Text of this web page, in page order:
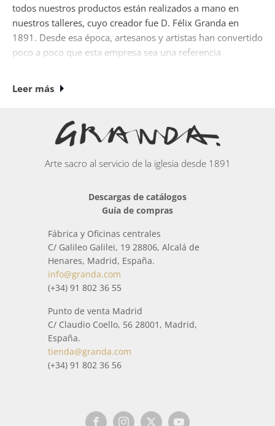
todos nuestros productos están realizados a mano en
nuestros talleres, cuyo creador fue D. Félix Granda en
1891. Desde esa época, artesanos y artistas han convertido
poco a poco que esta empresa sea una referencia
Actualmente si desea comprar
especialistas (joyeros, plateros, ceramistas, ebanistas,,
escultores, cinceladores, broncistas, pintores...) han
de elementos inspirados en el mundo que nos rodea y en
Todos los paquetes que se envían dePortaviáticos
con especial cuidado para que llegue a casa en perfectas
condiciones. Cuando está a punto de enviarse, antes del
envío, se comprueba por medio de un estricto control de
Leer más
Arte sacro al servicio de la iglesia desde 1891
Descargas de catálogos
Guía de compras
Fábrica y Oficinas centrales
C/ Galileo Galilei, 19 28806, Alcalá de
Henares, Madrid, España.
info@granda.com
(+34) 91 802 36 55
Punto de venta Madrid
C/ Claudio Coello, 56 28001, Madrid,
España.
tienda@granda.com
(+34) 91 802 36 56